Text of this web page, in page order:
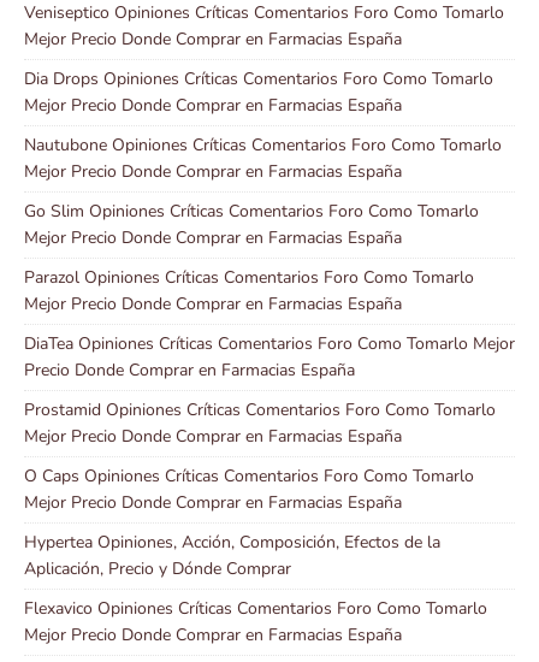
Veniseptico Opiniones Críticas Comentarios Foro Como Tomarlo
Mejor Precio Donde Comprar en Farmacias España
Dia Drops Opiniones Críticas Comentarios Foro Como Tomarlo
Mejor Precio Donde Comprar en Farmacias España
Nautubone Opiniones Críticas Comentarios Foro Como Tomarlo
Mejor Precio Donde Comprar en Farmacias España
Go Slim Opiniones Críticas Comentarios Foro Como Tomarlo
Mejor Precio Donde Comprar en Farmacias España
Parazol Opiniones Críticas Comentarios Foro Como Tomarlo
Mejor Precio Donde Comprar en Farmacias España
DiaTea Opiniones Críticas Comentarios Foro Como Tomarlo Mejor
Precio Donde Comprar en Farmacias España
Prostamid Opiniones Críticas Comentarios Foro Como Tomarlo
Mejor Precio Donde Comprar en Farmacias España
O Caps Opiniones Críticas Comentarios Foro Como Tomarlo
Mejor Precio Donde Comprar en Farmacias España
Hypertea Opiniones, Acción, Composición, Efectos de la
Aplicación, Precio y Dónde Comprar
Flexavico Opiniones Críticas Comentarios Foro Como Tomarlo
Mejor Precio Donde Comprar en Farmacias España